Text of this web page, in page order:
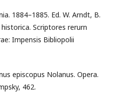
1884–1885. Ed. W. Arndt, B.
Scriptores rerurn
Impensis Bibliopolii
episcopus Nolanus. Opera.
462.